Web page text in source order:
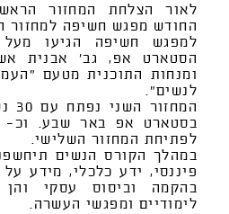
לאור הצלחת המחזור
החודש מפגש חשיפה למחזור
הסטארט אפ, גב' אבנית
ומנחות התוכנית מטעם
לנשים".
לפתיחת המחזור השלישי.
במהלך הקורס הנשים
פיננסי, ידע כלכלי, מידע על
בהקמה וביסוס עסקי
לימודיים ומפגשי העשרה.